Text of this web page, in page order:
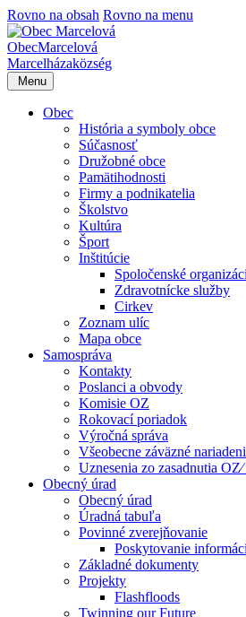
Rovno na obsah Rovno na menu
ObecMarcelová
Marcelházaközség
Menu
Obec
História a symboly obce
Súčasnosť
Družobné obce
Pamätihodnosti
Firmy a podnikatelia
Školstvo
Kultúra
Šport
Inštitúcie
Spoločenské
Zdravotnícke služby
Cirkev
Zoznam ulíc
Mapa obce
Samospráva
Kontakty
Poslanci a obvody
Komisie OZ
Rokovací poriadok
Výročná správa
Všeobecne záväzné
Uznesenia zo zasadnutia
Obecný úrad
Obecný úrad
Úradná tabuľa
Povinné zverejňovanie
Poskytovanie
Základné dokumenty
Projekty
Flashfloods
Twinning our Future